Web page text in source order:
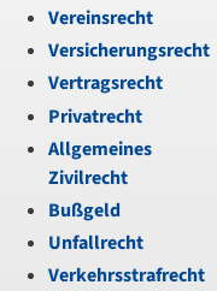
Vereinsrecht
Versicherungsrecht
Vertragsrecht
Privatrecht
Allgemeines
Zivilrecht
Bußgeld
Unfallrecht
Verkehrsstrafrecht